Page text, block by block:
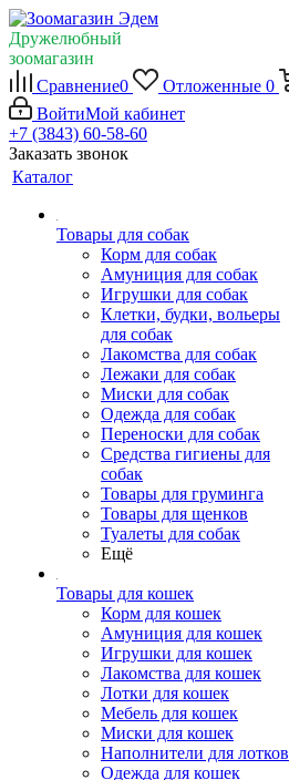
Дружелюбный
зоомагазин
Сравнение0 Отложенные 0
ВойтиМой кабинет
+7 (3843) 60-58-60
Заказать звонок
Каталог
Товары для собак
Корм для собак
Амуниция для собак
Игрушки для собак
Клетки, будки, вольеры
для собак
Лакомства для собак
Лежаки для собак
Миски для собак
Одежда для собак
Переноски для собак
Средства гигиены для
собак
Товары для груминга
Товары для щенков
Туалеты для собак
Ещё
Товары для кошек
Корм для кошек
Амуниция для кошек
Игрушки для кошек
Лакомства для кошек
Лотки для кошек
Мебель для кошек
Миски для кошек
Наполнители для лотков
Одежда для кошек